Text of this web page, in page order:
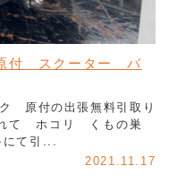
付 スクーター バ
原付の出張無料引取り
れて ホコリ くもの巣
にて引...
2021.11.17